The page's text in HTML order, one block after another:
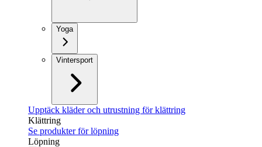
Yoga
Vintersport
Upptäck kläder och utrustning för klättring
Klättring
Se produkter för löpning
Löpning